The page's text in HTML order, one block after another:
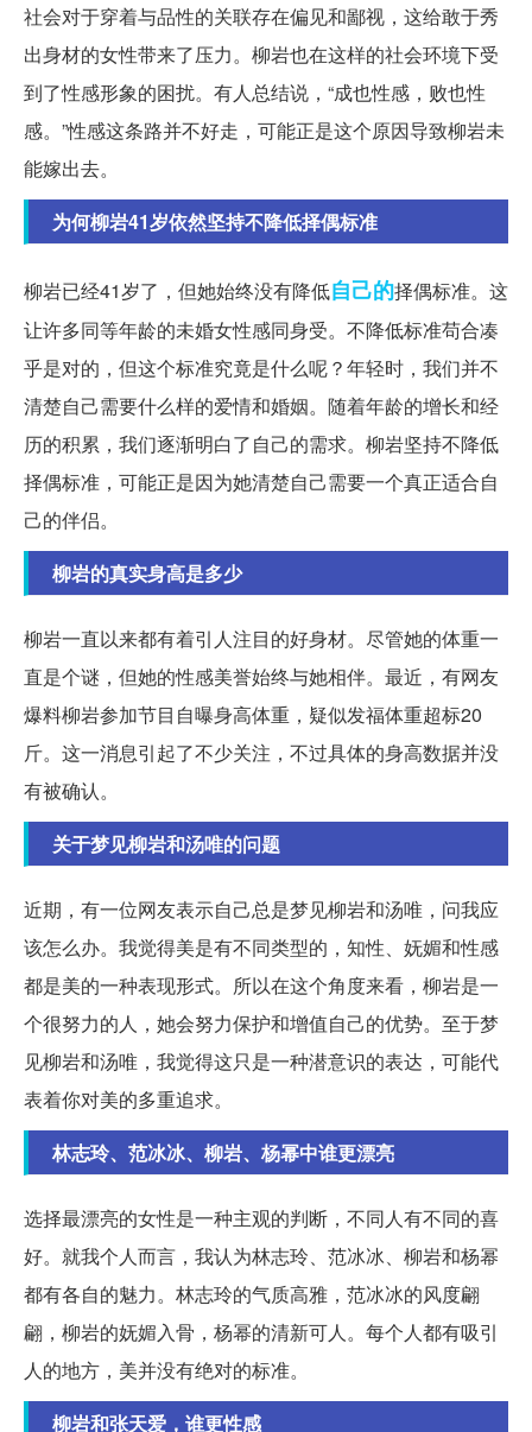
社会对于穿着与品性的关联存在偏见和鄙视，这给敢于秀
出身材的女性带来了压力。柳岩也在这样的社会环境下受
到了性感形象的困扰。有人总结说，“成也性感，败也性
感。”性感这条路并不好走，可能正是这个原因导致柳岩未
能嫁出去。
为何柳岩41岁依然坚持不降低择偶标准
柳岩已经41岁了，但她始终没有降低自己的择偶标准。这
让许多同等年龄的未婚女性感同身受。不降低标准苟合凑
乎是对的，但这个标准究竟是什么呢？年轻时，我们并不
清楚自己需要什么样的爱情和婚姻。随着年龄的增长和经
历的积累，我们逐渐明白了自己的需求。柳岩坚持不降低
择偶标准，可能正是因为她清楚自己需要一个真正适合自
己的伴侣。
柳岩的真实身高是多少
柳岩一直以来都有着引人注目的好身材。尽管她的体重一
直是个谜，但她的性感美誉始终与她相伴。最近，有网友
爆料柳岩参加节目自曝身高体重，疑似发福体重超标20
斤。这一消息引起了不少关注，不过具体的身高数据并没
有被确认。
关于梦见柳岩和汤唯的问题
近期，有一位网友表示自己总是梦见柳岩和汤唯，问我应
该怎么办。我觉得美是有不同类型的，知性、妩媚和性感
都是美的一种表现形式。所以在这个角度来看，柳岩是一
个很努力的人，她会努力保护和增值自己的优势。至于梦
见柳岩和汤唯，我觉得这只是一种潜意识的表达，可能代
表着你对美的多重追求。
林志玲、范冰冰、柳岩、杨幂中谁更漂亮
选择最漂亮的女性是一种主观的判断，不同人有不同的喜
好。就我个人而言，我认为林志玲、范冰冰、柳岩和杨幂
都有各自的魅力。林志玲的气质高雅，范冰冰的风度翩
翩，柳岩的妩媚入骨，杨幂的清新可人。每个人都有吸引
人的地方，美并没有绝对的标准。
柳岩和张天爱，谁更性感